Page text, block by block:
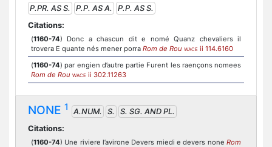
P.PR. AS S.
P.P. AS A.
P.P. AS S.
Citations:
(1160-74) Donc a chascun dit e nomé Quanz chevaliers il
trovera E quante nés mener porra Rom de Rou WACE ii 114.6160
(1160-74) par engien d’autre partie Furent les raençons nomees
Rom de Rou WACE ii 302.11263
NONE 1 A.NUM. S.
S. SG. AND PL.
Citations:
(1160-74) Une riviere l’avirone Devers miedi e devers none Rom